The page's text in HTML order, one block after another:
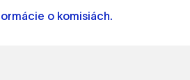
o komisiách.